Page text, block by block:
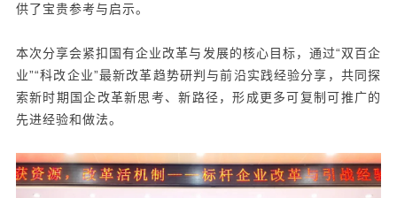
供了宝贵参考与启示。
本次分享会紧扣国有企业改革与发展的核心目标，通过“双百企
业”“科改企业”最新改革趋势研判与前沿实践经验分享，共同探
索新时期国企改革新思考、新路径，形成更多可复制可推广的
先进经验和做法。